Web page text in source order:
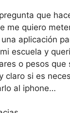
que
me quiero
aplicación
escuela y
o pesos que
claro si es
al iphone…